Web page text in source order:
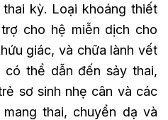
kỳ. Loại khoáng thiết
cho hệ miễn dịch cho
giác, và chữa lành vết
có thể dẫn đến sảy thai,
sơ sinh nhẹ cân và các
thai, chuyển dạ và